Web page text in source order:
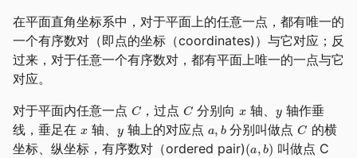
在平面直角坐标系中，对于平面上的任意一点，都有唯一的
一个有序数对（即点的坐标（coordinates)）与它对应；反
过来，对于任意一个有序数对，都有平面上唯一的一点与它
对应。
对于平面内任意一点
，过点 分别向 轴、
轴作垂
线，垂足在
轴、 轴上的对应点 分别叫做点
的横
坐标、纵坐标，有序数对（ordered pair)
叫做点 C